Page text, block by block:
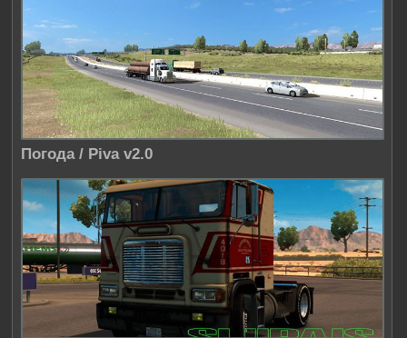
Погода / Piva v2.0